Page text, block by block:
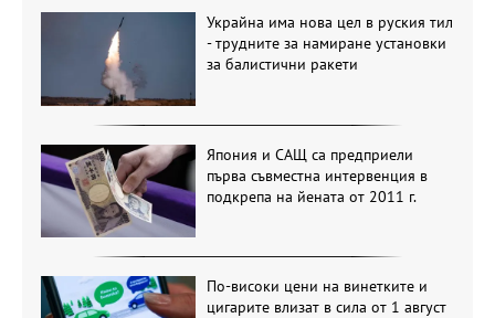
Украйна има нова цел в руския тил
- трудните за намиране установки
за балистични ракети
Япония и САЩ са предприели
първа съвместна интервенция в
подкрепа на йената от 2011 г.
По-високи цени на винетките и
цигарите влизат в сила от 1 август